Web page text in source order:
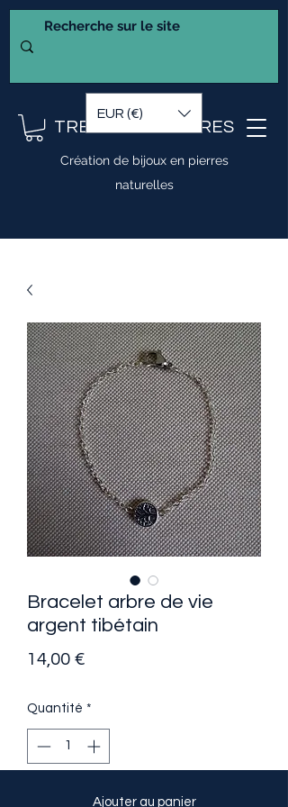
TRESOR DE PIERRES
Création de bijoux en pierres
naturelles
EUR (€)
Bracelet arbre de vie
argent tibétain
14,00 €Prix
Quantité *
Ajouter au panier